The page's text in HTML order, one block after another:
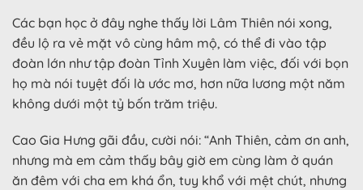
Các bạn học ở đây nghe thấy lời Lâm Thiên nói xong,
đều lộ ra vẻ mặt vô cùng hâm mộ, có thể đi vào tập
đoàn lớn như tập đoàn Tỉnh Xuyên làm việc, đối với bọn
họ mà nói tuyệt đối là ước mơ, hơn nữa lương một năm
không dưới một tỷ bốn trăm triệu.
Cao Gia Hưng gãi đầu, cười nói: “Anh Thiên, cảm ơn anh,
nhưng mà em cảm thấy bây giờ em cùng làm ở quán
ăn đêm với cha em khá ổn, tuy khổ với mệt chút, nhưng